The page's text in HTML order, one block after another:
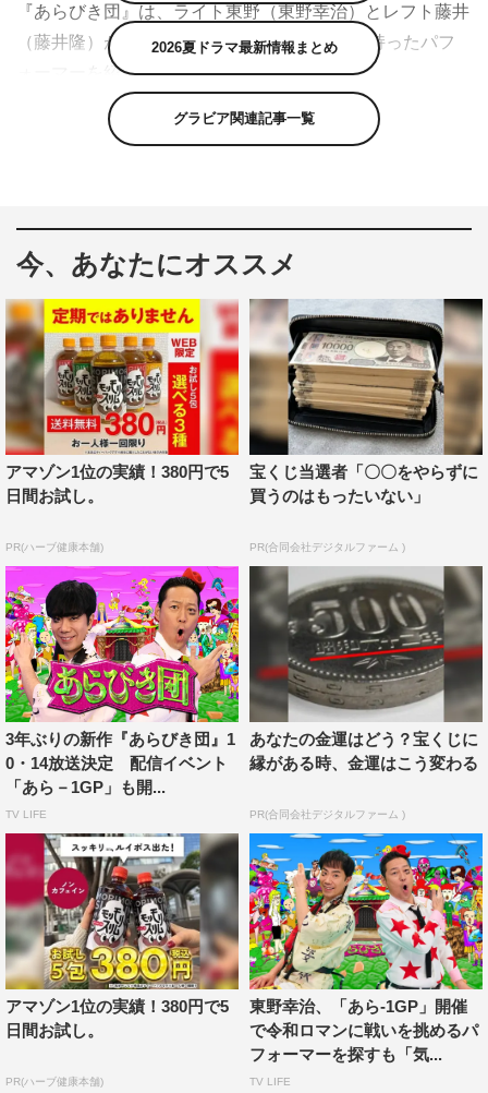
『あらびき団』は、ライト東野（東野幸治）とレフト藤井
（藤井隆）がMCを務め、“あら削り”な一芸を持ったパフ
ォーマーを紹介する伝説のネタ番組。
2007～2011年にレギュラー放送、その後も特番としてた
びたび放送され、ハリウッドザコシショウ、はるな愛、風
ースチャンピオンたちが若手時代にあらびき団員として登
場した。
そんな『あらびき団』が約2年ぶりに復活。往年のあらび
きスターはもちろん、次世代のスターとなる人材を本気で
生み出すべく、テレビ初出演を中心にまだ世に出ていない
新人あらびきパフォーマーが集結。応募組数1069組、総
数2512ネタ、自薦・他薦・勝手にスカウトするなど、賞
レースのように、厳しい予選が行われたら決してお目にか
また『今夜復活！あらびき団』の放送を記念して、民放公
式テレビ配信サービス「TVer」と「TBS FREE」では、二
階堂ふみがゲスト出演した2022年12月放送の『「あらび
き団」年末総決算！あら－1グランプリ2022』を配信。U-
NEXTでは過去の『あらびき団』を多数視聴できる。さら
に、番組公式SNS・YouTubeでは過去に放送されたレジェ
ンドたちのパフォーマンス切り抜き動画を公開する。
ライト東野（東野幸治）コメント
『あらびき団』をまたできるとのことでありがとうござい
ます！
今回はどんなパフォーマーが登場するのか、まだ収録して
ないので分からないですが楽しみです。
“あらびき芸”ですから期待せずにぜひご覧ください！
レフト藤井（藤井隆）コメント
2026夏ドラマ最新情報まとめ
グラビア関連記事一覧
今、あなたにオススメ
アマゾン1位の実績！380円で5
日間お試し。
PR(ハーブ健康本舗)
宝くじ当選者「〇〇をやらずに
買うのはもったいない」
PR(合同会社デジタルファーム )
3年ぶりの新作『あらびき団』1
0・14放送決定 配信イベント
「あら－1GP」も開...
TV LIFE
あなたの金運はどう？宝くじに
縁がある時、金運はこう変わる
PR(合同会社デジタルファーム )
アマゾン1位の実績！380円で5
日間お試し。
PR(ハーブ健康本舗)
東野幸治、「あら-1GP」開催
で令和ロマンに戦いを挑めるパ
フォーマーを探すも「気...
TV LIFE